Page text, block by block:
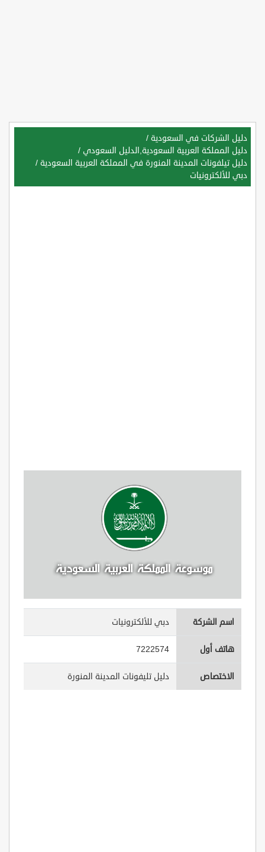
دليل الشركات في السعودية /
دليل المملكة العربية السعودية,الدليل السعودي /
دليل تيلفونات المدينة المنورة في المملكة العربية السعودية /
دبي للألكترونيات
اسم الشركة دبي للألكترونيات
هاتف أول 7222574
الاختصاص دليل تليفونات المدينة المنورة